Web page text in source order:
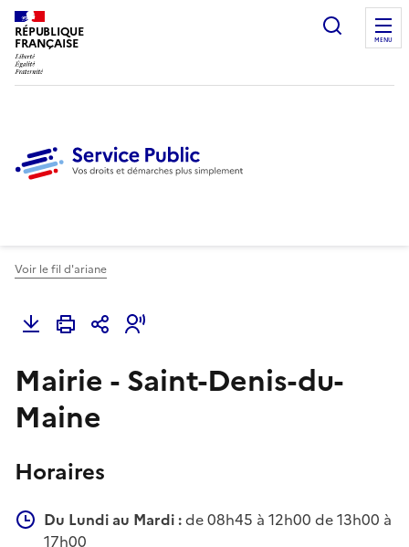
RÉPUBLIQUE
FRANÇAISE
Ouvrir
MENU
Voir le fil d'ariane
Mairie - Saint-Denis-du-
Maine
Horaires
Du Lundi au Mardi :de 08h45 à 12h00 de 13h00 à
17h00